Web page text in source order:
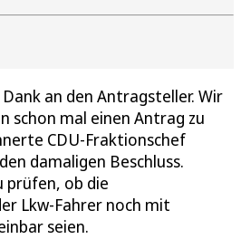
an den Antragsteller. Wir
schon mal einen Antrag zu
CDU-Fraktionschef
damaligen Beschluss.
prüfen, ob die
Lkw-Fahrer noch mit
seien.